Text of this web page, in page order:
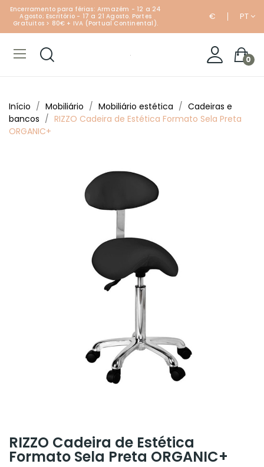
Encerramento para férias: Armazém - 12 a 24
Agosto; Escritório - 17 a 21 Agosto. Portes
Gratuitos > 80€ + IVA (Portual Continental).
€ PT
0
Início Mobiliário Mobiliário estética
Cadeiras e
bancos
RIZZO Cadeira de Estética Formato Sela Preta
ORGANIC+
RIZZO Cadeira de Estética
Formato Sela Preta ORGANIC+